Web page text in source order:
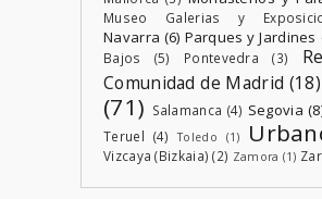
Museo Galerias y
Navarra (6) Parques y Jardines
Bajos
(5) Pontevedra (3)
Comunidad de Madrid (18)
(71) Salamanca (4) Segovia
Teruel (4) Toledo (1)
Vizcaya (Bizkaia) (2) Zamora (1)